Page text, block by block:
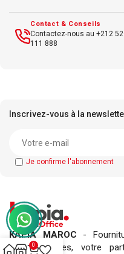
Contact & Conseils
Contactez-nous au +212
111 888
Inscrivez-vous à la
Je confirme l'abonnement
KAPIA MAROC -
consommables, votre
0